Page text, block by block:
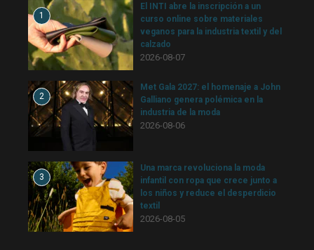
1
El INTI abre la inscripción a un
curso online sobre materiales
veganos para la industria textil y del
calzado
2026-08-07
2
Met Gala 2027: el homenaje a John
Galliano genera polémica en la
industria de la moda
2026-08-06
3
Una marca revoluciona la moda
infantil con ropa que crece junto a
los niños y reduce el desperdicio
textil
2026-08-05